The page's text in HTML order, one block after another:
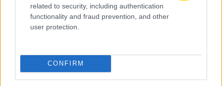
related to security, including authentication
functionality and fraud prevention, and other
user protection.
CONFIRM
07.08.2026, 14:08
Σάλος στη Νότια Κορέα: Καταγγελίες για παροχή
σεξουαλικών υπηρεσιών σε ξένους διαιτητές